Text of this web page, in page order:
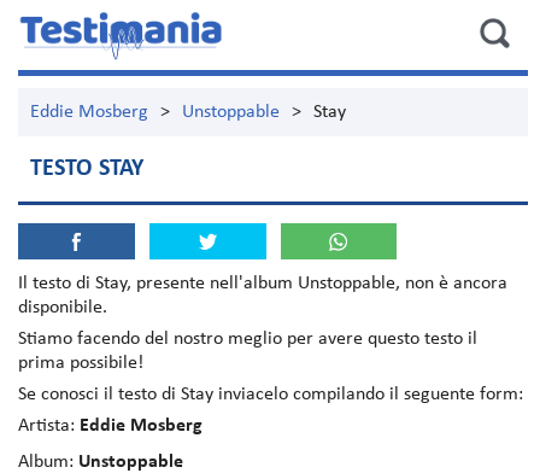
Eddie Mosberg > Unstoppable > Stay
TESTO STAY
Il testo di Stay, presente nell'album Unstoppable, non è ancora
disponibile.
Stiamo facendo del nostro meglio per avere questo testo il
prima possibile!
Se conosci il testo di Stay inviacelo compilando il seguente form:
Artista: Eddie Mosberg
Album: Unstoppable